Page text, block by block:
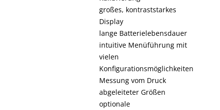
großes, kontraststarkes
Display
lange Batterielebensdauer
intuitive Menüführung mit
vielen
Konfigurationsmöglichkeiten
Messung vom Druck
abgeleiteter Größen
optionale